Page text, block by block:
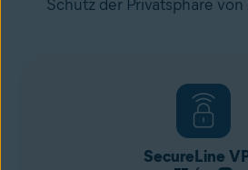
Schutz der Privatsphäre von
SecureLine